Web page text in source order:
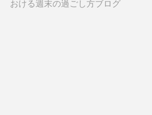
おける週末の過ごし方ブログ